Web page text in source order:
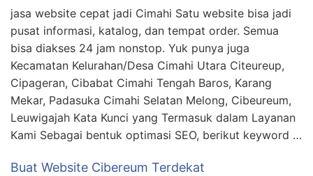
jasa website cepat jadi Cimahi Satu website bisa jadi
pusat informasi, katalog, dan tempat order. Semua
bisa diakses 24 jam nonstop. Yuk punya juga
Kecamatan Kelurahan/Desa Cimahi Utara Citeureup,
Cipageran, Cibabat Cimahi Tengah Baros, Karang
Mekar, Padasuka Cimahi Selatan Melong, Cibeureum,
Leuwigajah Kata Kunci yang Termasuk dalam Layanan
Kami Sebagai bentuk optimasi SEO, berikut keyword …
Buat Website Cibereum Terdekat